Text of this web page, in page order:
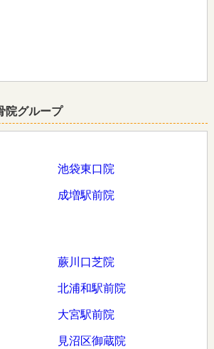
院グループ
池袋東口院
成増駅前院
蕨川口芝院
北浦和駅前院
大宮駅前院
見沼区御蔵院